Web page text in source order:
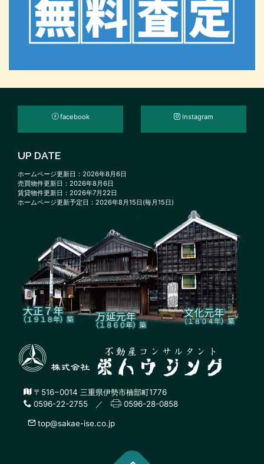
facebook Instagram
UP DATE
ホームページ更新日：2026年8月6日
売買物件更新日：2026年8月6日
賃貸物件更新日：2026年7月22日
ホームページ更新予定日：2026年8月15日(毎月15日)
〒516−0014 三重県伊勢市楠部町1776
0596-22-2755 ／
0596-28-0858
top@sakae-ise.co.jp